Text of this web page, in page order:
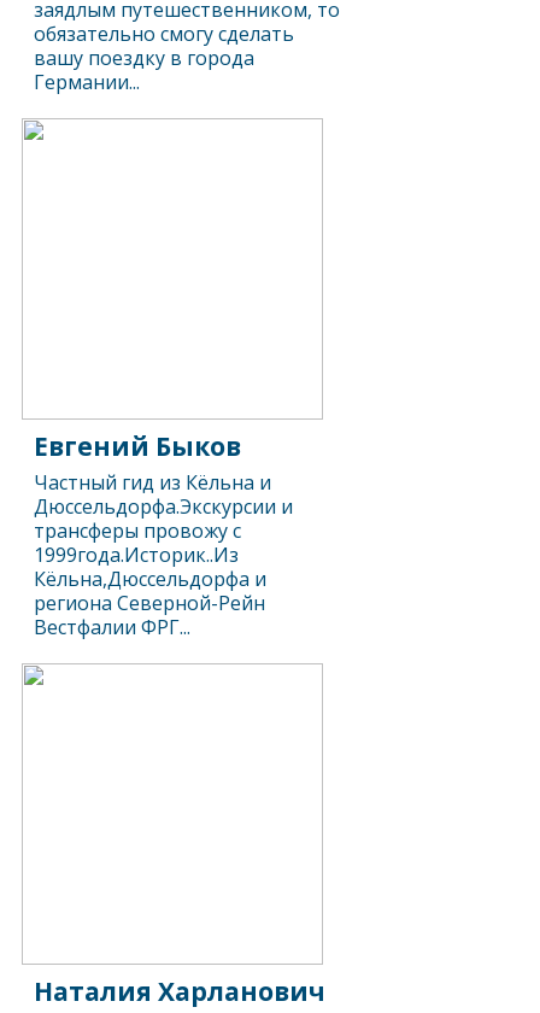
заядлым путешественником, то
обязательно смогу сделать
вашу поездку в города
Германии...
Евгений Быков
Частный гид из Кёльна и
Дюссельдорфа.Экскурсии и
трансферы провожу с
1999года.Историк..Из
Кёльна,Дюссельдорфа и
региона Северной-Рейн
Вестфалии ФРГ...
Наталия Харланович